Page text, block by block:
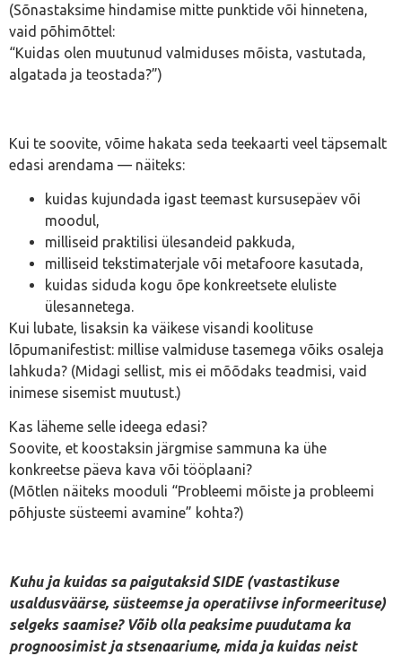
(Sõnastaksime hindamise mitte punktide või hinnetena,
vaid põhimõttel:
“Kuidas olen muutunud valmiduses mõista, vastutada,
algatada ja teostada?”)
Kui te soovite, võime hakata seda teekaarti veel täpsemalt
edasi arendama — näiteks:
kuidas kujundada igast teemast kursusepäev või
moodul,
milliseid praktilisi ülesandeid pakkuda,
milliseid tekstimaterjale või metafoore kasutada,
kuidas siduda kogu õpe konkreetsete eluliste
ülesannetega.
Kui lubate, lisaksin ka väikese visandi koolituse
lõpumanifestist: millise valmiduse tasemega võiks osaleja
lahkuda? (Midagi sellist, mis ei mõõdaks teadmisi, vaid
inimese sisemist muutust.)
Kas läheme selle ideega edasi?
Soovite, et koostaksin järgmise sammuna ka ühe
konkreetse päeva kava või tööplaani?
(Mõtlen näiteks mooduli “Probleemi mõiste ja probleemi
põhjuste süsteemi avamine” kohta?)
Kuhu ja kuidas sa paigutaksid SIDE (vastastikuse
usaldusväärse, süsteemse ja operatiivse informeerituse)
selgeks saamise? Võib olla peaksime puudutama ka
prognoosimist ja stsenaariume, mida ja kuidas neist